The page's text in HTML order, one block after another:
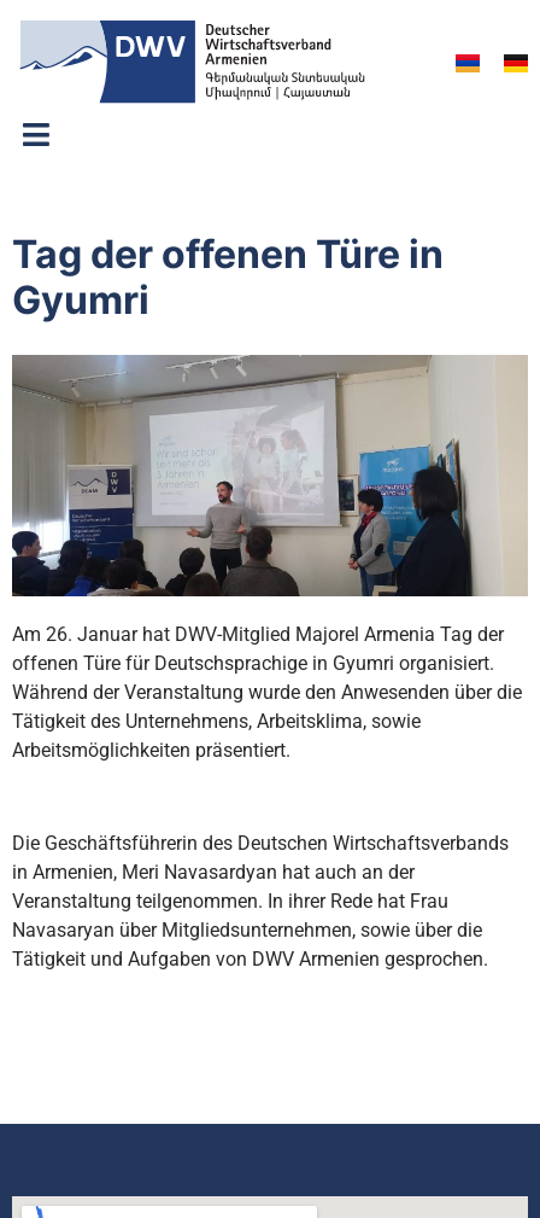
Tag der offenen Türe in
Gyumri
Am 26. Januar hat DWV-Mitglied Majorel Armenia Tag der
offenen Türe für Deutschsprachige in Gyumri organisiert.
Während der Veranstaltung wurde den Anwesenden über die
Tätigkeit des Unternehmens, Arbeitsklima, sowie
Arbeitsmöglichkeiten präsentiert.
Die Geschäftsführerin des Deutschen Wirtschaftsverbands
in Armenien, Meri Navasardyan hat auch an der
Veranstaltung teilgenommen. In ihrer Rede hat Frau
Navasaryan über Mitgliedsunternehmen, sowie über die
Tätigkeit und Aufgaben von DWV Armenien gesprochen.